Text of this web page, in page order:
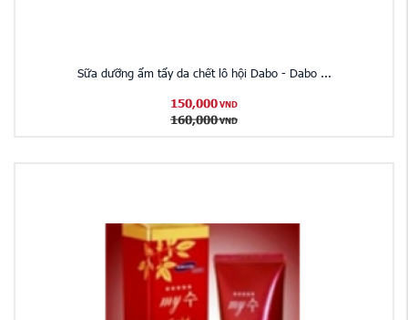
Sữa dưỡng ẩm tẩy da chết lô hội Dabo - Dabo ...
150,000 VND
160,000 VND